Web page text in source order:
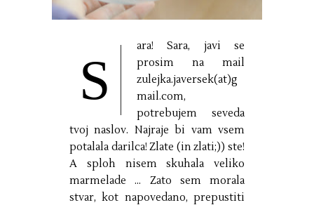
S
ara! Sara, javi se
prosim na mail
zulejka.javersek(at)g
mail.com,
potrebujem seveda
tvoj naslov. Najraje bi vam vsem
potalala darilca! Zlate (in zlati;)) ste!
A sploh nisem skuhala veliko
marmelade ... Zato sem morala
stvar, kot napovedano, prepustiti